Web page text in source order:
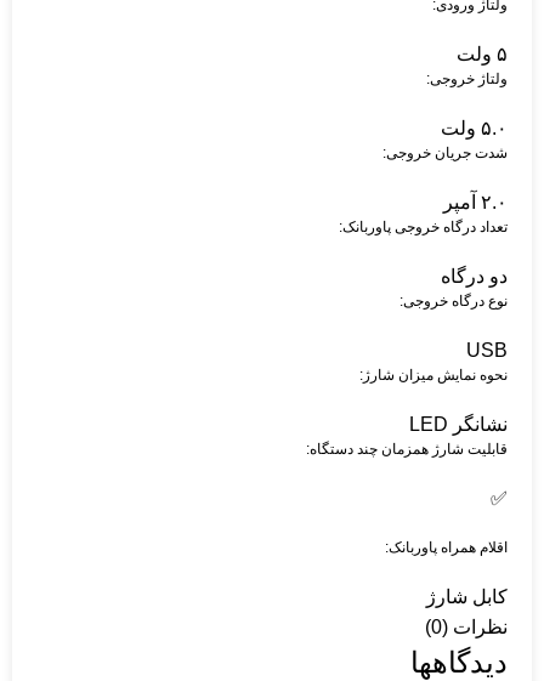
ولتاژ ورودی:
۵ ولت
ولتاژ خروجی:
۵.۰ ولت
شدت جریان خروجی:
۲.۰ آمپر
تعداد درگاه خروجی پاوربانک:
دو درگاه
نوع درگاه خروجی:
USB
نحوه نمایش میزان شارژ:
نشانگر LED
قابلیت شارژ همزمان چند دستگاه:
✅
اقلام همراه پاوربانک:
کابل شارژ
نظرات (0)
دیدگاهها